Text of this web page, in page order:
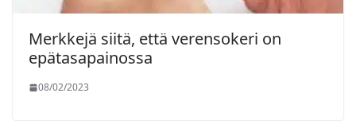
Merkkejä siitä, että verensokeri on
epätasapainossa
08/02/2023